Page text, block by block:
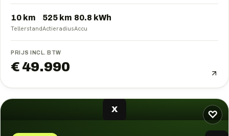
10 km
Tellerstand
525 km
Actieradius
80.8 kWh
Accu
PRIJS INCL. BTW
€ 49.990
♡
X